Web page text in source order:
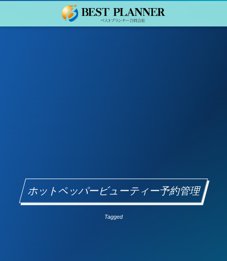
ホットペッパービューティー予約管理
Tagged